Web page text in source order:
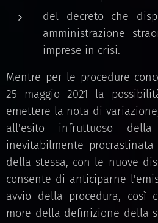
del decreto che
amministrazione
imprese in crisi.
Mentre per le procedure
25 maggio 2021 la
emettere la nota di
all'esito infruttuoso della
inevitabilmente
della stessa, con le nuove
consente di anticiparne
avvio della procedura, così
more della definizione della